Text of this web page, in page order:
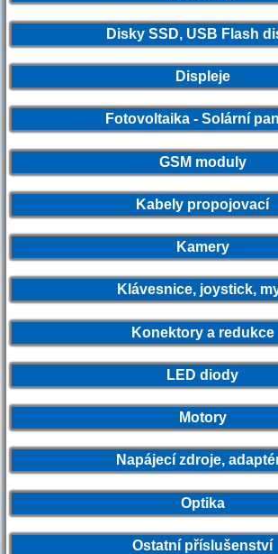
Disky SSD, USB Flash
Displeje
Fotovoltaika - Solární
GSM moduly
Kabely propojovací
Kamery
Klávesnice, joystick,
Konektory a redukce
LED diody
Motory
Napájecí zdroje,
Optika
Ostatní příslušenství